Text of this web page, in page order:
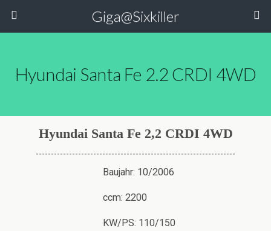
Giga@Sixkiller
Hyundai Santa Fe 2.2 CRDI 4WD
Hyundai Santa Fe 2,2 CRDI 4WD
Baujahr: 10/2006
ccm: 2200
KW/PS: 110/150